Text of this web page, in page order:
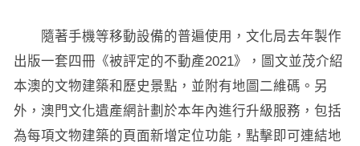
隨著手機等移動設備的普遍使用，文化局去年製作
出版一套四冊《被評定的不動產2021》，圖文並茂介紹
本澳的文物建築和歷史景點，並附有地圖二維碼。另
外，澳門文化遺產網計劃於本年內進行升級服務，包括
為每項文物建築的頁面新增定位功能，點擊即可連結地